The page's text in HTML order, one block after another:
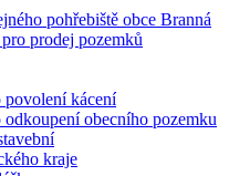
pohřebiště obce Branná
prodej pozemků
povolení kácení
odkoupení obecního pozemku
kraje